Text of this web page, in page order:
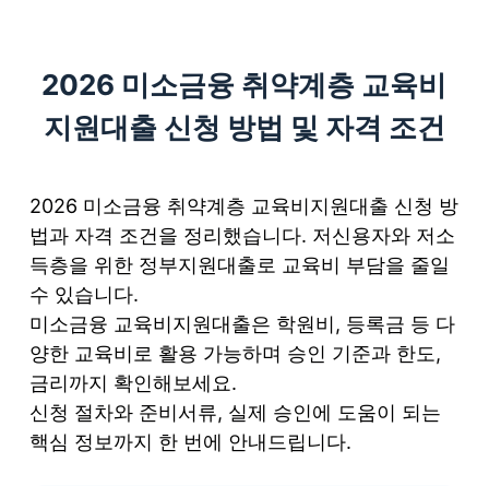
c
o
n
e
n
2026 미소금융 취약계층 교육비
지원대출 신청 방법 및 자격 조건
2026 미소금융 취약계층 교육비지원대출 신청 방
법과 자격 조건을 정리했습니다. 저신용자와 저소
득층을 위한 정부지원대출로 교육비 부담을 줄일
수 있습니다.
미소금융 교육비지원대출은 학원비, 등록금 등 다
양한 교육비로 활용 가능하며 승인 기준과 한도,
금리까지 확인해보세요.
신청 절차와 준비서류, 실제 승인에 도움이 되는
핵심 정보까지 한 번에 안내드립니다.